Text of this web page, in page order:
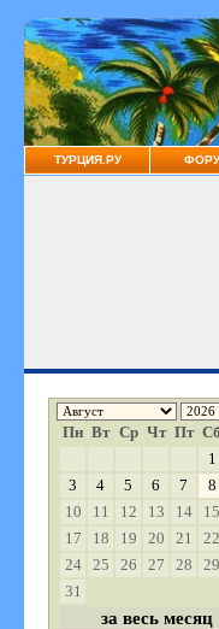
ТУРЦИЯ.РУ
Пн Вт Ср Чт Пт Сб
1
3
4 5 6 7 8
10
11 12 13 14 15
17
18 19 20 21 22
24
25 26 27 28 29
31
за весь месяц